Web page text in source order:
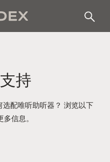
持
配唯听助听器？ 浏览以下
信息。